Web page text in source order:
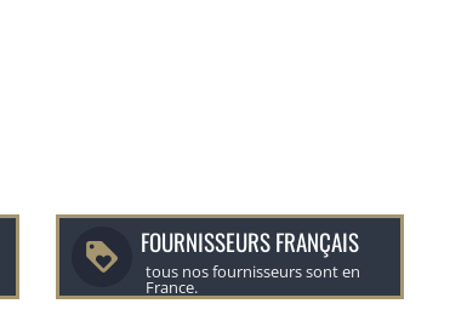
FOURNISSEURS FRANÇAIS
tous nos fournisseurs sont en
France.